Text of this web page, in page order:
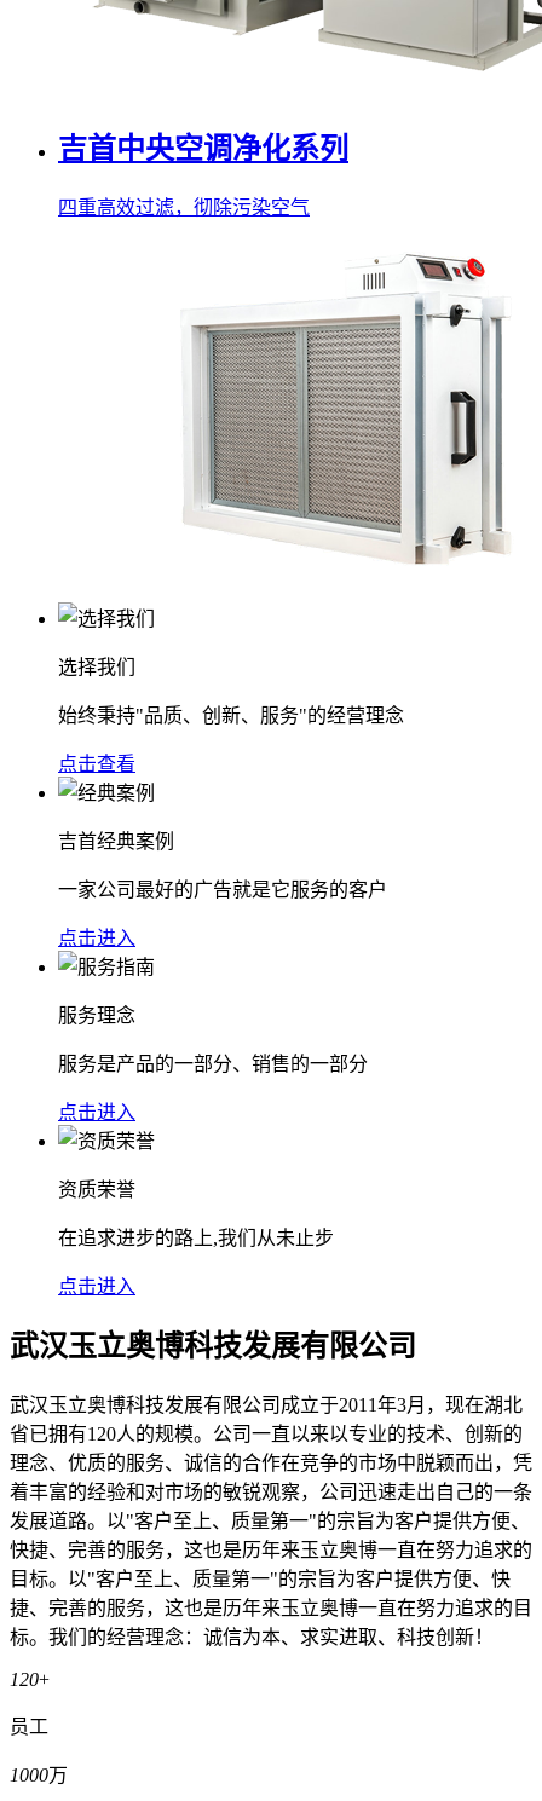
吉首中央空调净化系列
四重高效过滤，彻除污染空气
选择我们
始终秉持"品质、创新、服务"的经营理念
点击查看
吉首经典案例
一家公司最好的广告就是它服务的客户
点击进入
服务理念
服务是产品的一部分、销售的一部分
点击进入
资质荣誉
在追求进步的路上,我们从未止步
点击进入
武汉玉立奥博科技发展有限公司
武汉玉立奥博科技发展有限公司成立于2011年3月，现在湖北
省已拥有120人的规模。公司一直以来以专业的技术、创新的
理念、优质的服务、诚信的合作在竞争的市场中脱颖而出，凭
着丰富的经验和对市场的敏锐观察，公司迅速走出自己的一条
发展道路。以"客户至上、质量第一"的宗旨为客户提供方便、
快捷、完善的服务，这也是历年来玉立奥博一直在努力追求的
目标。以"客户至上、质量第一"的宗旨为客户提供方便、快
捷、完善的服务，这也是历年来玉立奥博一直在努力追求的目
标。我们的经营理念：诚信为本、求实进取、科技创新！
120+
员工
1000万